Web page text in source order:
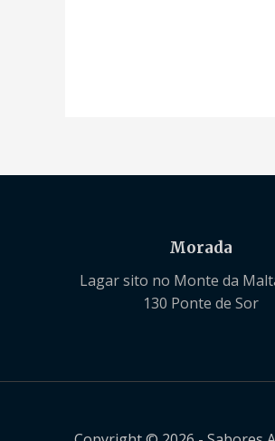
Morada
Lagar sito no Monte da
130 Ponte de Sor